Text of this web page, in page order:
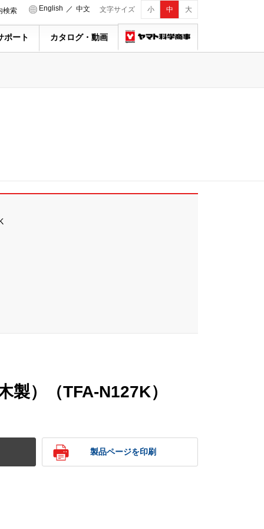
文字サイズ 小 中 大
English ／ 中文
検索
ポート カタログ・動画
製）（TFA-N127K）
製品ページを印刷